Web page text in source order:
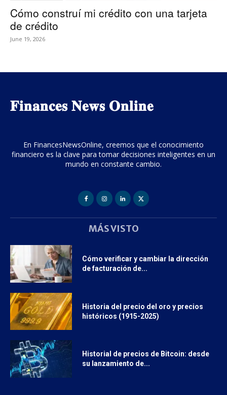
Cómo construí mi crédito con una tarjeta
de crédito
June 19, 2026
𝐅𝐢𝐧𝐚𝐧𝐜𝐞𝐬 𝐍𝐞𝐰𝐬 𝐎𝐧𝐥𝐢𝐧𝐞
En FinancesNewsOnline, creemos que el conocimiento
financiero es la clave para tomar decisiones inteligentes en un
mundo en constante cambio.
MÁS VISTO
Cómo verificar y cambiar la dirección
de facturación de...
Historia del precio del oro y precios
históricos (1915-2025)
Historial de precios de Bitcoin: desde
su lanzamiento de...